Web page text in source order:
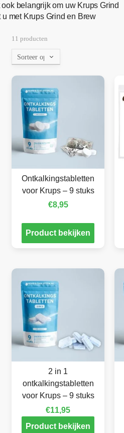
belangrijk om uw Krups Grind
met Krups Grind en Brew
11 producten
Ontkalkingstabletten
voor Krups – 9 stuks
€8,95
Product bekijken
2 in 1
ontkalkingstabletten
voor Krups – 9 stuks
€11,95
Product bekijken